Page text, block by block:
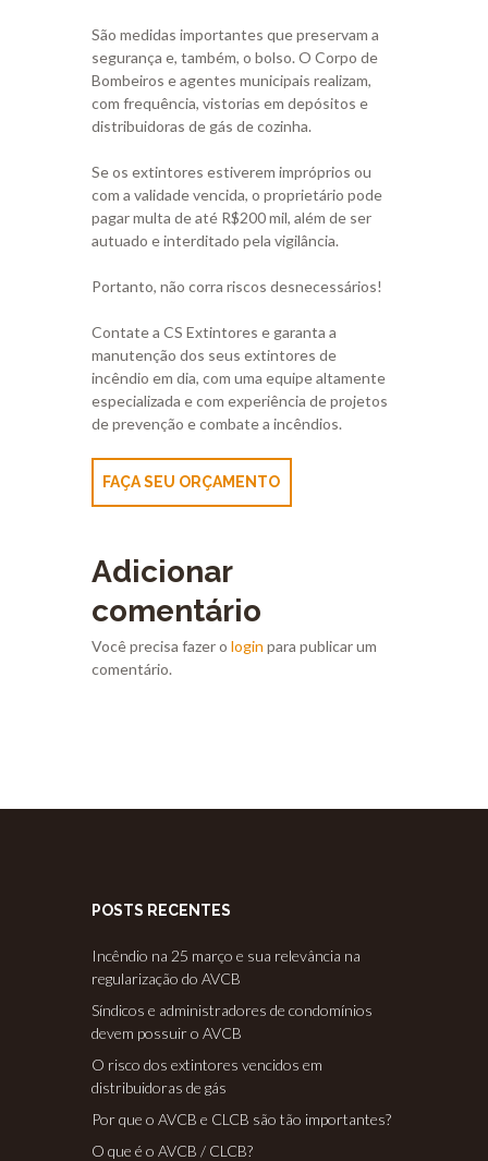
São medidas importantes que preservam a
segurança e, também, o bolso. O Corpo de
Bombeiros e agentes municipais realizam,
com frequência, vistorias em depósitos e
distribuidoras de gás de cozinha.
Se os extintores estiverem impróprios ou
com a validade vencida, o proprietário pode
pagar multa de até R$200 mil, além de ser
autuado e interditado pela vigilância.
Portanto, não corra riscos desnecessários!
Contate a CS Extintores e garanta a
manutenção dos seus extintores de
incêndio em dia, com uma equipe altamente
especializada e com experiência de projetos
de prevenção e combate a incêndios.
FAÇA SEU ORÇAMENTO
Adicionar
comentário
Você precisa fazer o login para publicar um
comentário.
POSTS RECENTES
Incêndio na 25 março e sua relevância na
regularização do AVCB
Síndicos e administradores de condomínios
devem possuir o AVCB
O risco dos extintores vencidos em
distribuidoras de gás
Por que o AVCB e CLCB são tão importantes?
O que é o AVCB / CLCB?